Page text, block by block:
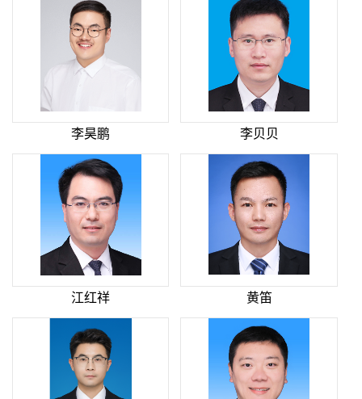
李昊鹏 李贝贝
江红祥 黄笛